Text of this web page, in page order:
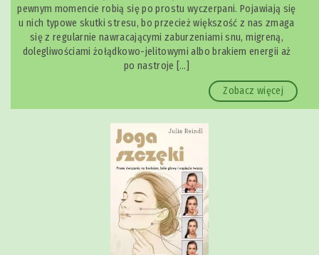
pewnym momencie robią się po prostu wyczerpani. Pojawiają się
u nich typowe skutki stresu, bo przecież większość z nas zmaga
się z regularnie nawracającymi zaburzeniami snu, migreną,
dolegliwościami żołądkowo-jelitowymi albo brakiem energii aż
po nastroje […]
Zobacz więcej